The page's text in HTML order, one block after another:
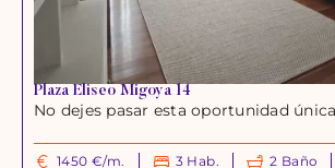
Plaza Eliseo Migoya 14
No dejes pasar esta oportunidad
1450 €/m. 3 Hab. 2 Baño